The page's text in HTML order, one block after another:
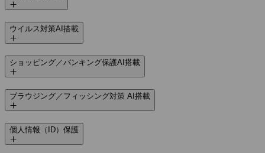
ウイルス対策AI搭載
ショッピング／バンキング保護AI搭載
ブラウジング／フィッシング対策 AI搭載
個人情報（ID）保護